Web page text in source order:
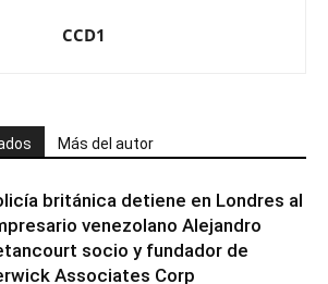
CCD1
Más del autor
británica detiene en Londres al
venezolano Alejandro
socio y fundador de
Associates Corp